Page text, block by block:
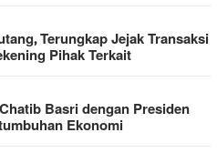
Terungkap Jejak Transaksi
Pihak Terkait
Basri dengan Presiden
Ekonomi